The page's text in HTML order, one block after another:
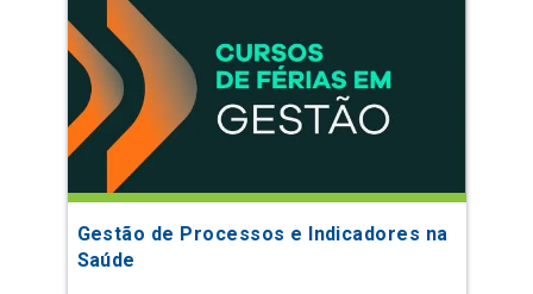
Gestão de Processos e Indicadores na
Saúde